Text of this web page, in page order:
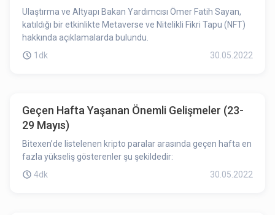
Ulaştırma ve Altyapı Bakan Yardımcısı Ömer Fatih Sayan,
katıldığı bir etkinlikte Metaverse ve Nitelikli Fikri Tapu (NFT)
hakkında açıklamalarda bulundu.
1dk
30.05.2022
Geçen Hafta Yaşanan Önemli Gelişmeler (23-
29 Mayıs)
Bitexen’de listelenen kripto paralar arasında geçen hafta en
fazla yükseliş gösterenler şu şekildedir:
4dk
30.05.2022